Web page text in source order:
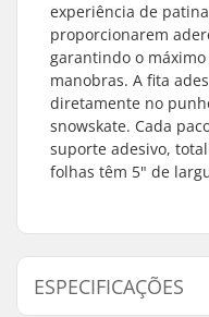
experiência de
proporcionarem
garantindo o
manobras. A fita
diretamente no
snowskate. Cada
suporte adesivo,
folhas têm 5" de
ESPECIFICAÇÕES